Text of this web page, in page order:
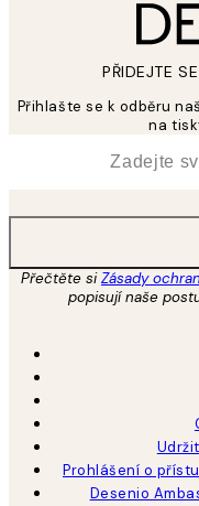
PŘIDEJTE
Přihlašte se k odběru
na
Přečtěte siZásady
popisují naše
Prohlášení o
Desenio